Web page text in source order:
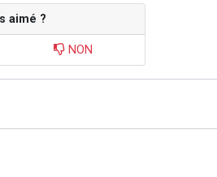
aimé ?
NON